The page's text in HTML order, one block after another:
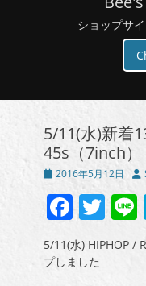
ショップサ
5/11(水)新着
45s（7inch）
投
稿
日
2016年5月12日 投
者
5/11(水) HIPHOP /
プしました